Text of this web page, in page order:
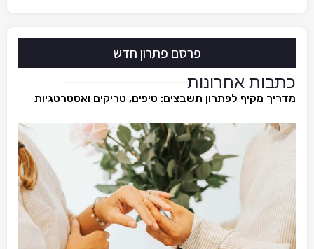
פרסם פתרון חדש
כתבות אחרונות
מדריך מקיף לפתרון תשבצים: טיפים, טריקים ואסטרטגיות